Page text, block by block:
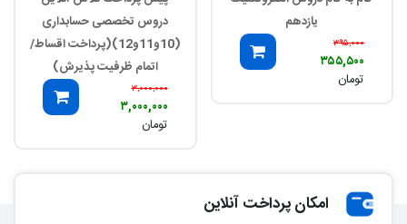
یازدهم
۳۹۵,۰۰۰
۳۵۵,۵۰۰
تومان
دروس تخصصی حسابداری
(10و11و12)(پرداخت اقساط/
اتمام ظرفیت پذیرش)
۳,۰۰۰,۰۰۰
۳,۰۰۰,۰۰۰
تومان
امکان پرداخت آنلاین